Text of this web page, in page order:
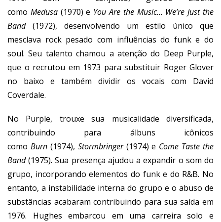
como Medusa(1970) e You Are the Music… We’re Just the
Band(1972), desenvolvendo um estilo único que
mesclava rock pesado com influências do funk e do
soul. Seu talento chamou a atenção do Deep Purple,
que o recrutou em 1973 para substituir Roger Glover
no baixo e também dividir os vocais com David
Coverdale.
No Purple, trouxe sua musicalidade diversificada,
contribuindo para álbuns icônicos
como Burn(1974), Stormbringer(1974) e Come Taste the
Band(1975). Sua presença ajudou a expandir o som do
grupo, incorporando elementos do funk e do R&B. No
entanto, a instabilidade interna do grupo e o abuso de
substâncias acabaram contribuindo para sua saída em
1976. Hughes embarcou em uma carreira solo e